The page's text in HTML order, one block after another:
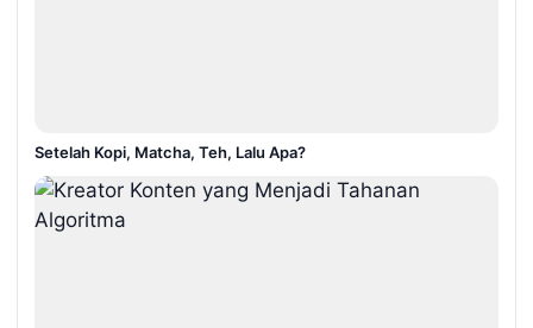
Setelah Kopi, Matcha, Teh, Lalu Apa?